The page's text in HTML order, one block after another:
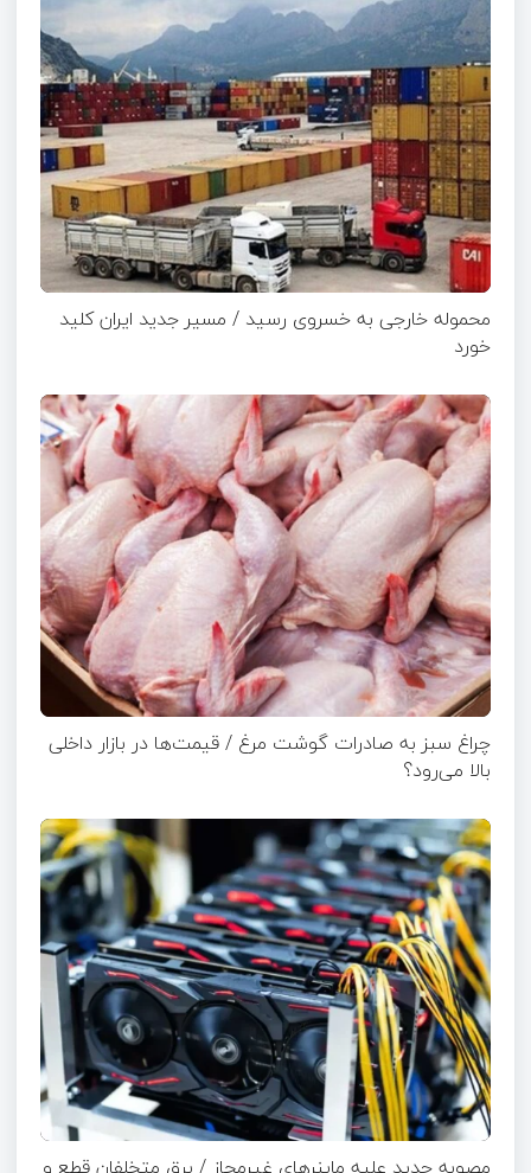
محموله خارجی به خسروی رسید / مسیر جدید ایران کلید
خورد
چراغ سبز به صادرات گوشت مرغ / قیمت‌ها در بازار داخلی
بالا می‌رود؟